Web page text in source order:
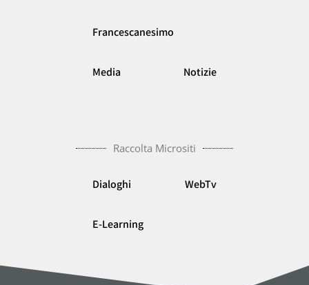
Francescanesimo
Media Notizie
Raccolta Micrositi
Dialoghi WebTv
E-Learning